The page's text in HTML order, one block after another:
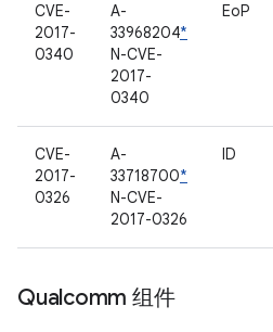
CVE-
2017-
0340
A-
33968204*
N-CVE-
2017-
0340
EoP
CVE-
2017-
0326
A-
33718700*
N-CVE-
2017-0326
ID
Qualcomm 组件